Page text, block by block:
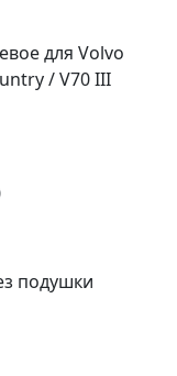
для Volvo
/ V70 III
подушки